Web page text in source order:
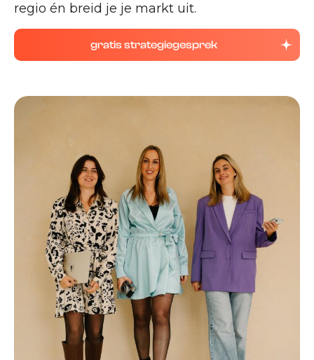
regio én breid je je markt uit.
gratis strategiegesprek